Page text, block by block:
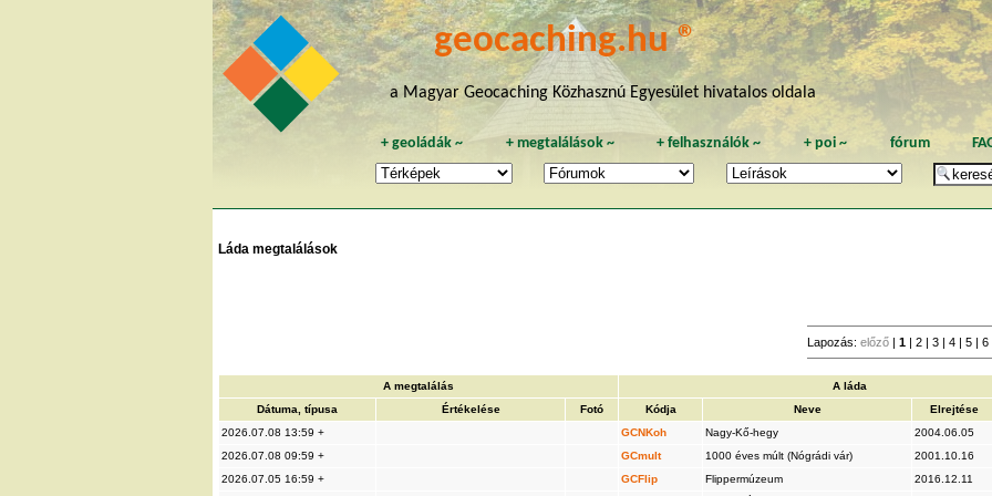
geocaching.hu ®
a Magyar Geocaching Közhasznú Egyesület hivatalos oldala
+geoládák ~ + megtalálások~ +felhasználók ~ + poi~ fórum
Láda megtalálások
Lapozás: előző | 1 | 2 | 3 | 4 | 5 | 6
A megtalálás
A láda
Dátuma, típusa
Értékelése Fotó Kódja Neve
Elrejtése
2026.07.08 13:59 +
GCNKoh Nagy-Kő-hegy
2004.06.05
2026.07.08 09:59 +
GCmult 1000 éves múlt (Nógrádi vár)
2001.10.16
2026.07.05 16:59 +
GCFlip Flippermúzeum
2016.12.11